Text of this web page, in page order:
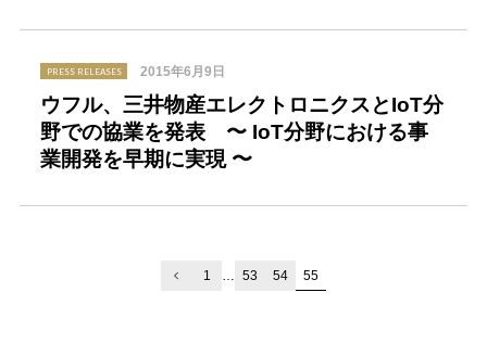
2015年6月9日
PRESS RELEASES
ウフル、三井物産エレクトロニクスとIoT分
野での協業を発表 〜 IoT分野における事
業開発を早期に実現 〜
1 … 53 54 55